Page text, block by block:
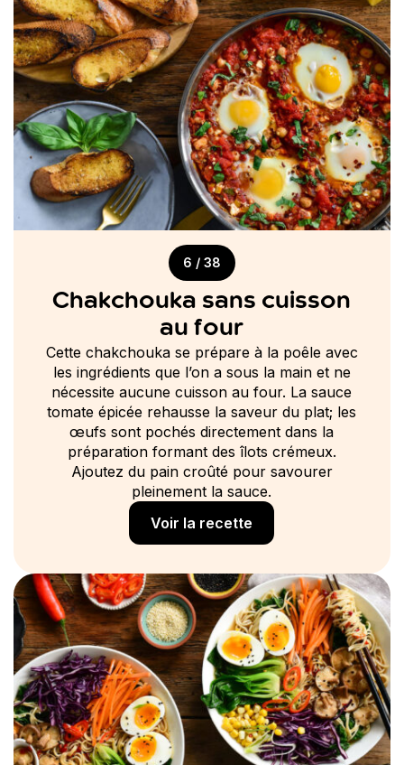
6 / 38
Chakchouka sans cuisson
au four
Cette chakchouka se prépare à la poêle avec
les ingrédients que l’on a sous la main et ne
nécessite aucune cuisson au four. La sauce
tomate épicée rehausse la saveur du plat; les
œufs sont pochés directement dans la
préparation formant des îlots crémeux.
Ajoutez du pain croûté pour savourer
pleinement la sauce.
Voir la recette